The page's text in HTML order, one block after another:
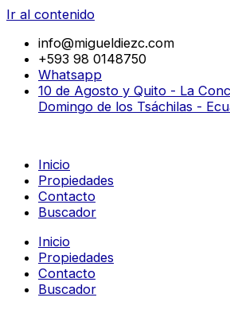
Ir al contenido
info@migueldiezc.com
+593 98 0148750
Whatsapp
10 de Agosto y Quito - La
Domingo de los Tsáchilas -
Inicio
Propiedades
Contacto
Buscador
Inicio
Propiedades
Contacto
Buscador